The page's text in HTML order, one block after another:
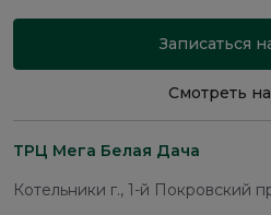
Записаться
Смотреть
ТРЦ Мега Белая Дача
Котельники г., 1-й Покровский